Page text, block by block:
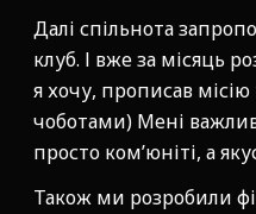
Далі спільнота
клуб. І вже за місяць
я хочу, прописав
чоботами) Мені
просто ком’юніті, а
Також ми розробили